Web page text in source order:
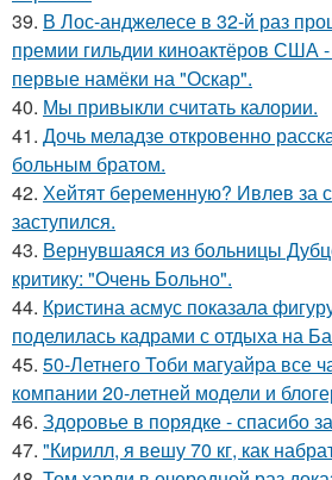
39. В Лос-анджелесе в 32-й раз
премии гильдии киноактёров США -
первые намёки на "Оскар".
40. Мы привыкли считать калории.
41. Дочь меладзе откровенно
больным братом.
42. Хейтят беременную? Ивлев за
заступился.
43. Вернувшаяся из больницы
критику: "Очень Больно".
44. Кристина асмус показала
поделилась кадрами с отдыха на
45. 50-Летнего Тоби магуайра все
компании 20-летней модели и
46. Здоровье в порядке - спасибо
47. "Кирилл, я вешу 70 кг, как